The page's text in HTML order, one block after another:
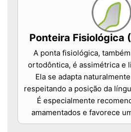
Ponteira Fisiológica
A ponta fisiológica,
ortodôntica, é assimétrica e
Ela se adapta
respeitando a posição da
É especialmente
amamentados e favorece